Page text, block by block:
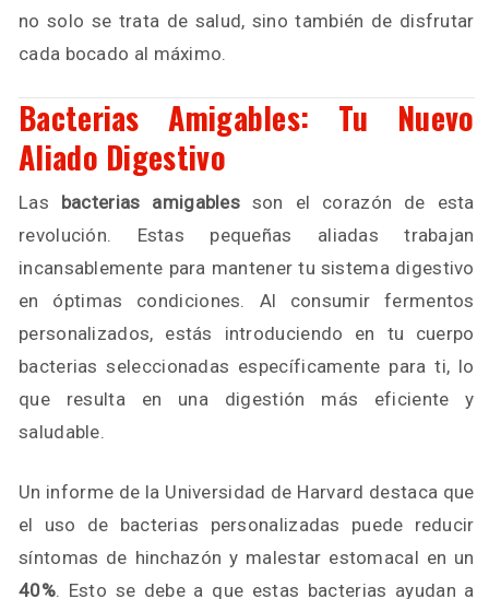
no solo se trata de salud, sino también de disfrutar
cada bocado al máximo.
Bacterias Amigables: Tu Nuevo
Aliado Digestivo
Las bacterias amigables son el corazón de esta
revolución. Estas pequeñas aliadas trabajan
incansablemente para mantener tu sistema digestivo
en óptimas condiciones. Al consumir fermentos
personalizados, estás introduciendo en tu cuerpo
bacterias seleccionadas específicamente para ti, lo
que resulta en una digestión más eficiente y
saludable.
Un informe de la Universidad de Harvard destaca que
el uso de bacterias personalizadas puede reducir
síntomas de hinchazón y malestar estomacal en un
40%. Esto se debe a que estas bacterias ayudan a